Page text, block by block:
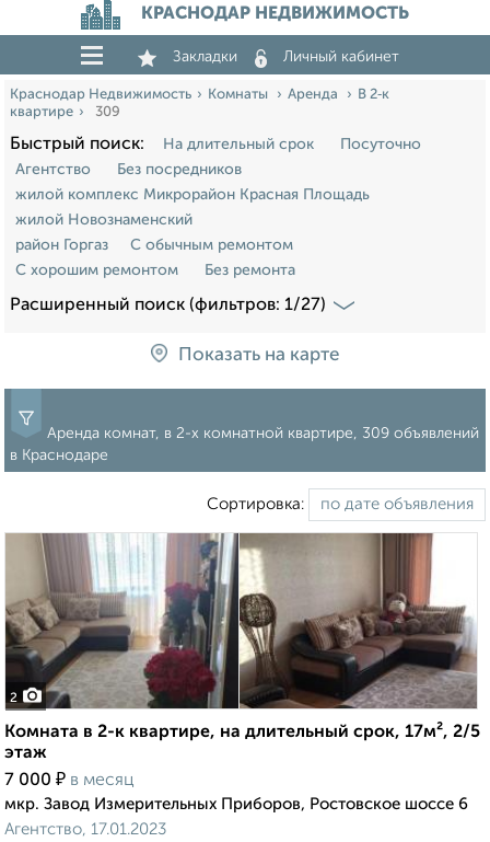
КРАСНОДАР НЕДВИЖИМОСТЬ
Закладки Личный кабинет
Краснодар Недвижимость Комнаты Аренда
В 2‑к
квартире
309
Быстрый поиск: На длительный срок
Посуточно
Агентство
Без посредников
жилой комплекс Микрорайон Красная Площадь
жилой Новознаменский
район Горгаз
С обычным ремонтом
С хорошим ремонтом
Без ремонта
Расширенный поиск (фильтров: 1/27)
Показать на карте
Аренда комнат, в 2-х комнатной квартире, 309 объявлений
в Краснодаре
Сортировка:
2
Комната в 2-к квартире, на длительный срок, 17м², 2/5
этаж
7 000 ₽ в месяц
мкр. Завод Измерительных Приборов, Ростовское шоссе 6
Агентство, 17.01.2023